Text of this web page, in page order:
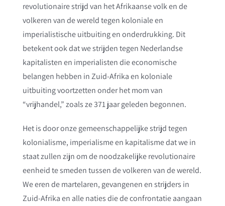
revolutionaire strijd van het Afrikaanse volk en de
volkeren van de wereld tegen koloniale en
imperialistische uitbuiting en onderdrukking. Dit
betekent ook dat we strijden tegen Nederlandse
kapitalisten en imperialisten die economische
belangen hebben in Zuid-Afrika en koloniale
uitbuiting voortzetten onder het mom van
“vrijhandel,” zoals ze 371 jaar geleden begonnen.
Het is door onze gemeenschappelijke strijd tegen
kolonialisme, imperialisme en kapitalisme dat we in
staat zullen zijn om de noodzakelijke revolutionaire
eenheid te smeden tussen de volkeren van de wereld.
We eren de martelaren, gevangenen en strijders in
Zuid-Afrika en alle naties die de confrontatie aangaan